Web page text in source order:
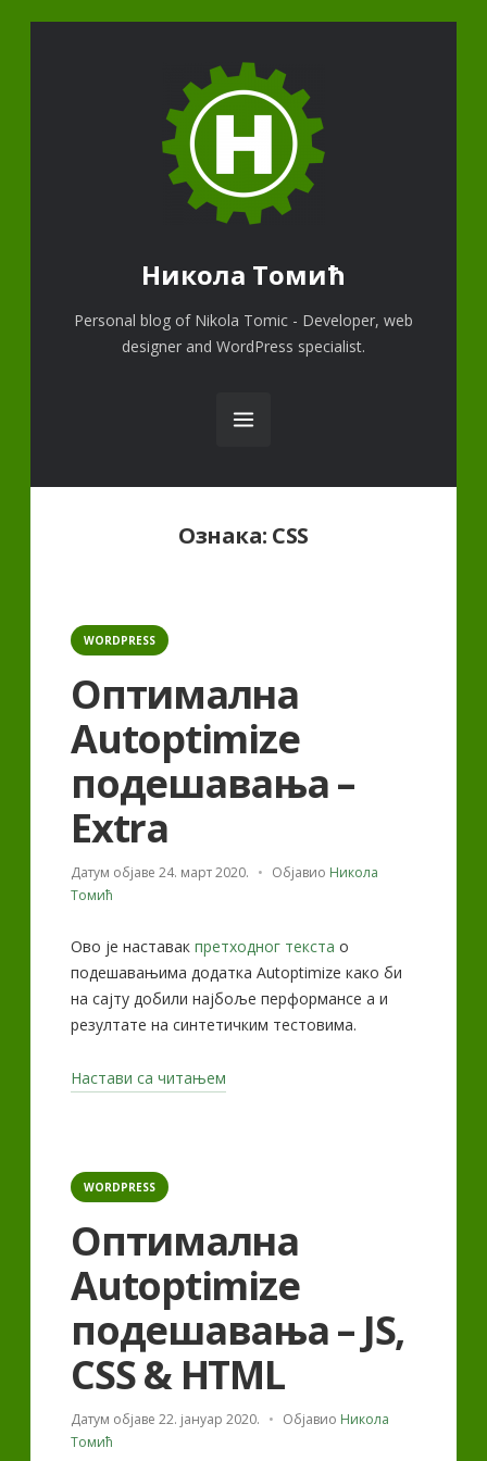
Никола Томић
Personal blog of Nikola Tomic - Developer, web
designer and WordPress specialist.
Ознака: CSS
Categories
WORDPRESS
Оптимална
Autoptimize
подешавања –
Extra
Датум објаве24. март 2020. Објавио Никола
Томић
Ово је наставакпретходног текста о
подешавањима додатка Autoptimize како би
на сајту добили најбоље перформансе а и
резултате на синтетичким тестовима.
Настави са читањем
Categories
WORDPRESS
Оптимална
Autoptimize
подешавања – JS,
CSS & HTML
Датум објаве22. јануар 2020. Објавио Никола
Томић